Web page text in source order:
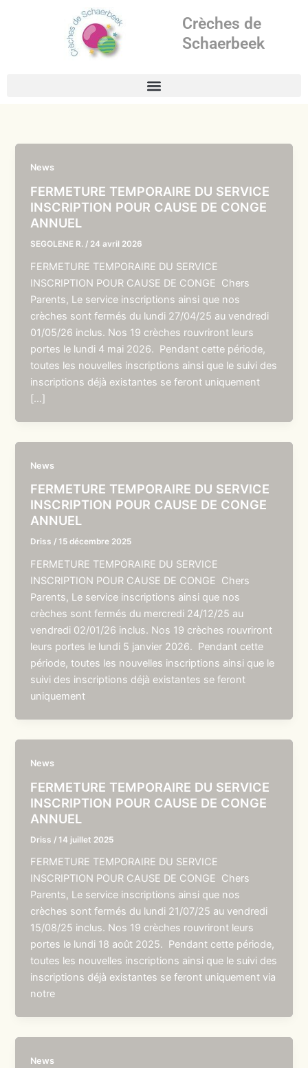
Crèches de
Schaerbeek
News
FERMETURE TEMPORAIRE DU SERVICE
INSCRIPTION POUR CAUSE DE CONGE
ANNUEL
SEGOLENE R. / 24 avril 2026
FERMETURE TEMPORAIRE DU SERVICE
INSCRIPTION POUR CAUSE DE CONGE Chers
Parents, Le service inscriptions ainsi que nos
crèches sont fermés du lundi 27/04/25 au vendredi
01/05/26 inclus. Nos 19 crèches rouvriront leurs
portes le lundi 4 mai 2026. Pendant cette période,
toutes les nouvelles inscriptions ainsi que le suivi des
inscriptions déjà existantes se feront uniquement
[…]
News
FERMETURE TEMPORAIRE DU SERVICE
INSCRIPTION POUR CAUSE DE CONGE
ANNUEL
Driss /15 décembre 2025
FERMETURE TEMPORAIRE DU SERVICE
INSCRIPTION POUR CAUSE DE CONGE Chers
Parents, Le service inscriptions ainsi que nos
crèches sont fermés du mercredi 24/12/25 au
vendredi 02/01/26 inclus. Nos 19 crèches rouvriront
leurs portes le lundi 5 janvier 2026. Pendant cette
période, toutes les nouvelles inscriptions ainsi que le
suivi des inscriptions déjà existantes se feront
uniquement
News
FERMETURE TEMPORAIRE DU SERVICE
INSCRIPTION POUR CAUSE DE CONGE
ANNUEL
Driss /14 juillet 2025
FERMETURE TEMPORAIRE DU SERVICE
INSCRIPTION POUR CAUSE DE CONGE Chers
Parents, Le service inscriptions ainsi que nos
crèches sont fermés du lundi 21/07/25 au vendredi
15/08/25 inclus. Nos 19 crèches rouvriront leurs
portes le lundi 18 août 2025. Pendant cette période,
toutes les nouvelles inscriptions ainsi que le suivi des
inscriptions déjà existantes se feront uniquement via
notre
News